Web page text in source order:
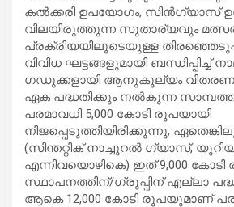
കൽക്കരി ഉപയോഗം, സിൻഗ്യാസ്
വിലയിരുത്തുന്ന സുതാര്യവും
പ്രക്രിയയിലൂടെയുള്ള
വിവിധ ഘട്ടങ്ങളുമായി ബന്ധിപ്പിച്ച്
ഗഡുക്കളായി ആനുകൂല്യം
ഏക പദ്ധതിക്കും നൽകുന്ന
പരമാവധി 5,000 കോടി രൂപയായി
നിജപ്പെടുത്തിയിരിക്കുന്നു;
(സിന്തറ്റിക് നാച്ചുറൽ ഗ്യാസ്,
എന്നിവയൊഴികെ) ഇത് 9,000
സ്ഥാപനത്തിന്/ഗ്രൂപ്പിന് എല്ലാ
ആകെ 12,000 കോടി രൂപയുമാണ്